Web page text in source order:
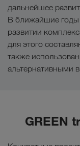
дальнейшее
В ближайшие годы
развитии
для этого
также
альтернативными
GREEN